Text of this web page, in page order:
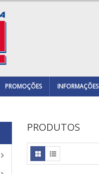
PROMOÇÕES INFORMAÇÕES
PRODUTOS